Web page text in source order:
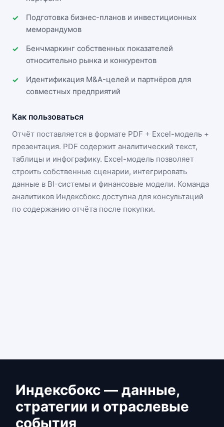
Подготовка бизнес-планов и инвестиционных
меморандумов
Бенчмаркинг собственных показателей
относительно рынка и конкурентов
Идентификация M&A-целей и партнёров для
совместных предприятий
Как пользоваться
Отчёт поставляется в формате PDF + Excel-модель +
презентация. PDF содержит аналитический текст,
таблицы и инфографику. Excel-модель позволяет
строить собственные сценарии, интегрировать
данные в BI-системы и финансовые модели. Команда
аналитиков Индексбокс доступна для консультаций
по содержанию отчёта после покупки.
Индексбокс — данные,
стратегии и отраслевые
события